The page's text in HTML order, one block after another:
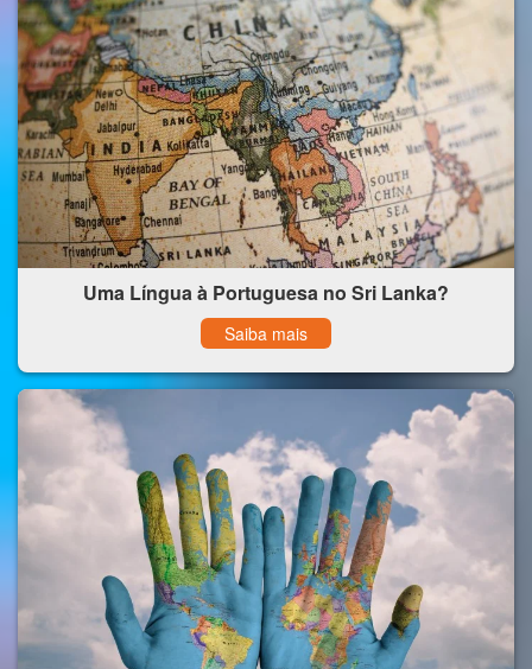
Uma Língua à Portuguesa no Sri Lanka?
Saiba mais